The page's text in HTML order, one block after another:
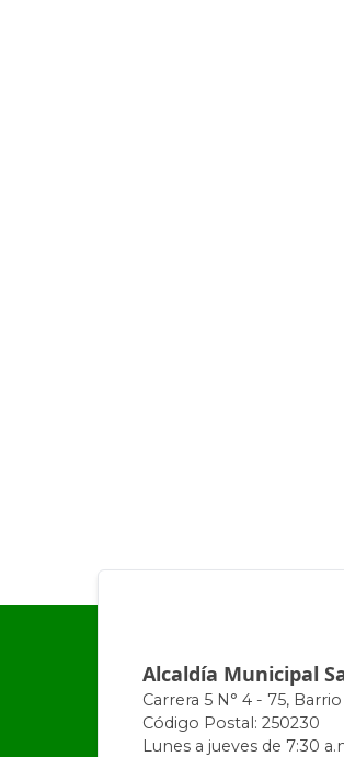
Alcaldía Municipal
Carrera 5 N° 4 - 75,
Código Postal: 250230
Lunes a jueves de 7:30